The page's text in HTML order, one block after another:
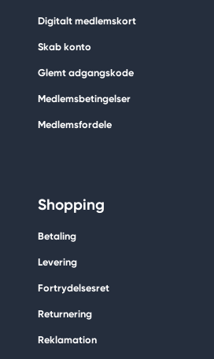
Digitalt medlemskort
Skab konto
Glemt adgangskode
Medlemsbetingelser
Medlemsfordele
Shopping
Betaling
Levering
Fortrydelsesret
Returnering
Reklamation